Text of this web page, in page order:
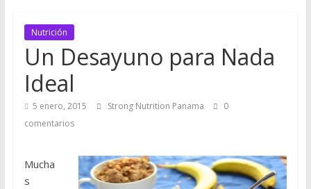
Nutrición
Un Desayuno para Nada
Ideal
5 enero, 2015 Strong Nutrition Panama
0
comentarios
Mucha
s